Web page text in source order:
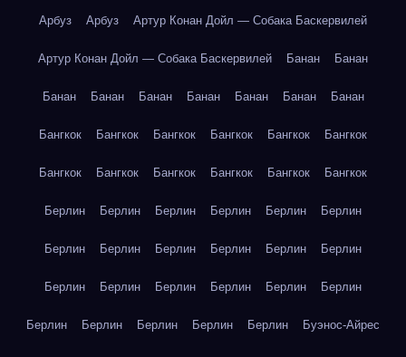
Арбуз Арбуз Артур Конан Дойл — Собака Баскервилей
Артур Конан Дойл — Собака Баскервилей Банан Банан
Банан Банан Банан Банан Банан Банан Банан
Бангкок Бангкок Бангкок Бангкок Бангкок Бангкок
Бангкок Бангкок Бангкок Бангкок Бангкок Бангкок
Берлин Берлин Берлин Берлин Берлин Берлин
Берлин Берлин Берлин Берлин Берлин Берлин
Берлин Берлин Берлин Берлин Берлин Берлин
Берлин Берлин Берлин Берлин Берлин Буэнос-Айрес